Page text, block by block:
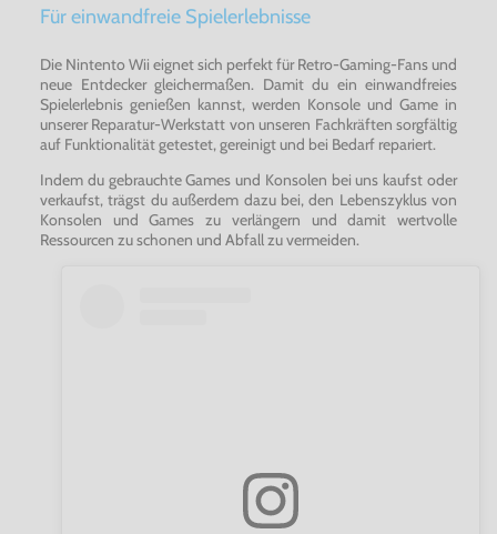
Für einwandfreie Spielerlebnisse
Die Nintento Wii eignet sich perfekt für Retro-Gaming-Fans und
neue Entdecker gleichermaßen. Damit du ein einwandfreies
Spielerlebnis genießen kannst, werden Konsole und Game in
unserer Reparatur-Werkstatt von unseren Fachkräften sorgfältig
auf Funktionalität getestet, gereinigt und bei Bedarf repariert.
Indem du gebrauchte Games und Konsolen bei uns kaufst oder
verkaufst, trägst du außerdem dazu bei, den Lebenszyklus von
Konsolen und Games zu verlängern und damit wertvolle
Ressourcen zu schonen und Abfall zu vermeiden.